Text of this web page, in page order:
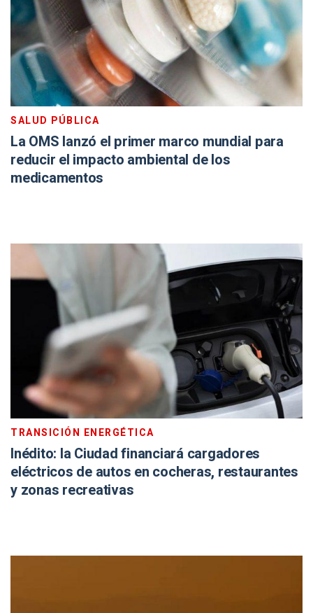
SALUD PÚBLICA
La OMS lanzó el primer marco mundial para
reducir el impacto ambiental de los
medicamentos
TRANSICIÓN ENERGÉTICA
Inédito: la Ciudad financiará cargadores
eléctricos de autos en cocheras, restaurantes
y zonas recreativas